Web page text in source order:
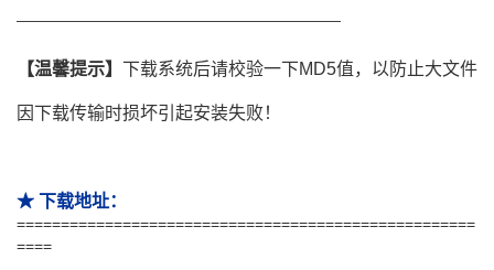
—————————————————————
【温馨提示】 下载系统后请校验一下MD5值，以防止大文件
因下载传输时损坏引起安装失败！
★ 下载地址：
====================================================
====